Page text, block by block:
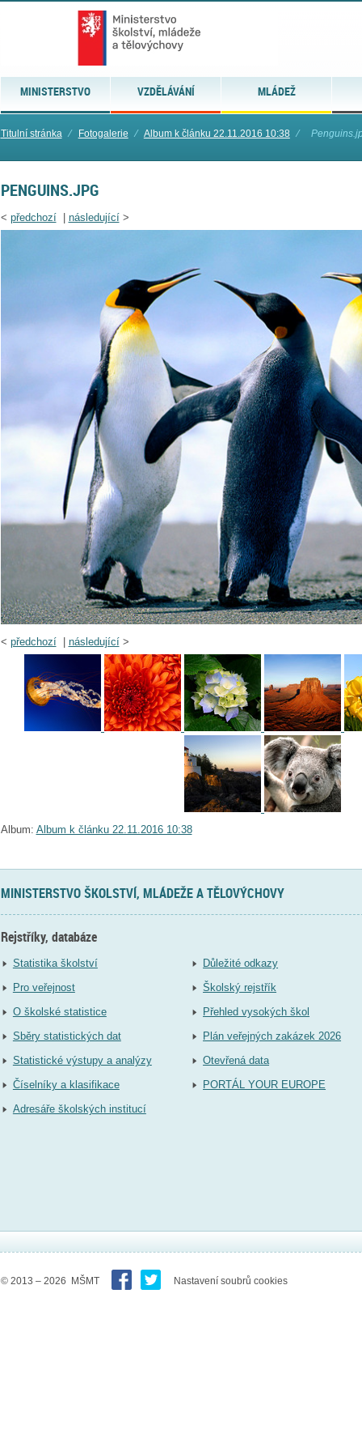
MINISTERSTVO VZDĚLÁVÁNÍ MLÁDEŽ
Titulní stránka ⁄ Fotogalerie ⁄ Album k článku 22.11.2016 10:38 ⁄
PENGUINS.JPG
< předchozí| následující>
< předchozí| následující>
Album: Album k článku 22.11.2016 10:38
MINISTERSTVO ŠKOLSTVÍ, MLÁDEŽE A TĚLOVÝCHOVY
Rejstříky, databáze
Statistika školství
Pro veřejnost
O školské statistice
Sběry statistických dat
Statistické výstupy a analýzy
Číselníky a klasifikace
Adresáře školských institucí
Důležité odkazy
Školský rejstřík
Přehled vysokých škol
Plán veřejných zakázek 2026
Otevřená data
PORTÁL YOUR EUROPE
© 2013 – 2026 MŠMT Nastavení soubrů cookies